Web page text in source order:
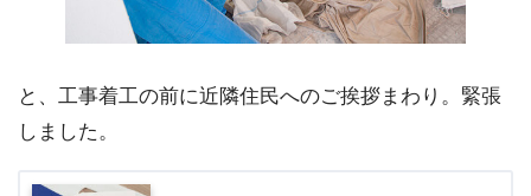
と、工事着工の前に近隣住民へのご挨拶まわり。緊張
しました。